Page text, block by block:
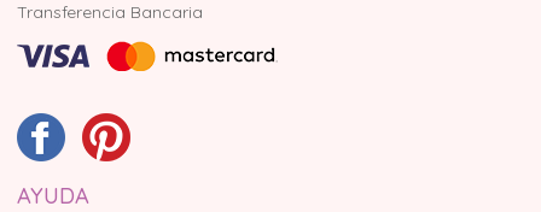
Transferencia Bancaria
AYUDA